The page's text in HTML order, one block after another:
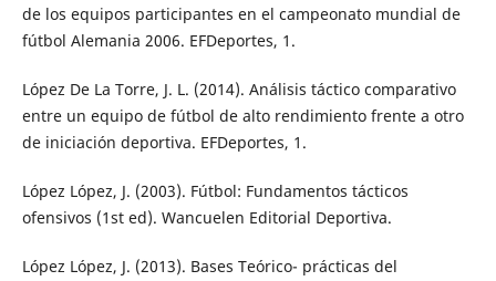
de los equipos participantes en el campeonato mundial de
fútbol Alemania 2006. EFDeportes, 1.
López De La Torre, J. L. (2014). Análisis táctico comparativo
entre un equipo de fútbol de alto rendimiento frente a otro
de iniciación deportiva. EFDeportes, 1.
López López, J. (2003). Fútbol: Fundamentos tácticos
ofensivos (1st ed). Wancuelen Editorial Deportiva.
López López, J. (2013). Bases Teórico- prácticas del